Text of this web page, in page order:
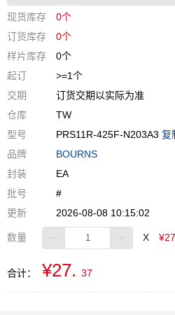
现货库存
0个
订货库存
0个
样片库存
0个
起订
>=1个
交期
订货交期以实际为准
仓库
TW
型号
PRS11R-425F-N203A3 复
品牌
BOURNS
封装
EA
批号
#
更新
2026-08-08 10:15:02
数量 X
合计： ¥27. 37